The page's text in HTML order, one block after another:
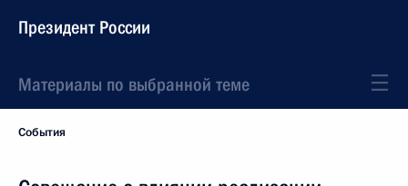
Президент России
Материалы по выбранной теме
События